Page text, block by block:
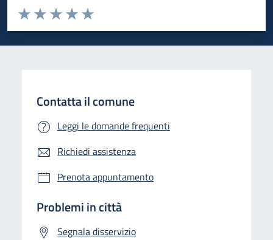
Valuta da 1 a 5 stelle la pagina
Valuta 5 stelle su 5
Valuta 4 stelle su 5
Valuta 3 stelle su 5
Valuta 2 stelle su 5
Valuta 1 stelle su 5
Contatta il comune
Leggi le domande frequenti
Richiedi assistenza
Prenota appuntamento
Problemi in città
Segnala disservizio